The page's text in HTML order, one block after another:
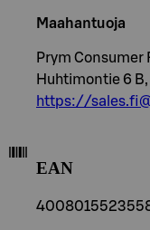
Maahantuoja
Prym Consumer
Huhtimontie 6
https://
EAN